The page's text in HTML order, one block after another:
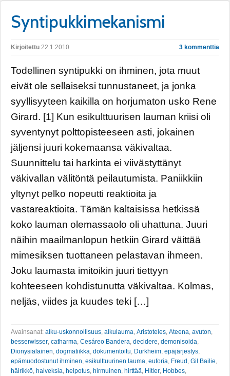
Syntipukkimekanismi
Kirjoitettu 22.1.2010 3 kommenttia
Todellinen syntipukki on ihminen, jota muut
eivät ole sellaiseksi tunnustaneet, ja jonka
syyllisyyteen kaikilla on horjumaton usko Rene
Girard. [1] Kun esikulttuurisen lauman kriisi oli
syventynyt polttopisteeseen asti, jokainen
jäljensi juuri kokemaansa väkivaltaa.
Suunnittelu tai harkinta ei viivästyttänyt
väkivallan välitöntä peilautumista. Paniikkiin
yltynyt pelko nopeutti reaktioita ja
vastareaktioita. Tämän kaltaisissa hetkissä
koko lauman olemassaolo oli uhattuna. Juuri
näihin maailmanlopun hetkiin Girard väittää
mimesiksen tuottaneen pelastavan ihmeen.
Joku laumasta imitoikin juuri tiettyyn
kohteeseen kohdistunutta väkivaltaa. Kolmas,
neljäs, viides ja kuudes teki […]
Avainsanat: alku-uskonnollisuus alkulauma Aristoteles Ateena avuton
besserwisser catharma Cesáreo Bandera decidere demonisoida
Dionysialainen dogmatiikka dokumentoitu Durkheim epäjärjestys
epämuodostunut ihminen esikulttuurinen lauma euforia Freud Gil Bailie
häirikkö halveksia helpotus hirmuinen hirttää Hitler Hobbes